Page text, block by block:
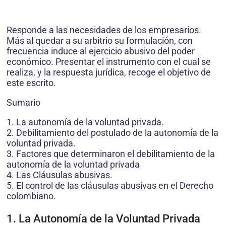
Responde a las necesidades de los empresarios.
Más al quedar a su arbitrio su formulación, con
frecuencia induce al ejercicio abusivo del poder
económico. Presentar el instrumento con el cual se
realiza, y la respuesta jurídica, recoge el objetivo de
este escrito.
Sumario
1. La autonomía de la voluntad privada.
2. Debilitamiento del postulado de la autonomía de la
voluntad privada.
3. Factores que determinaron el debilitamiento de la
autonomía de la voluntad privada
4. Las Cláusulas abusivas.
5. El control de las cláusulas abusivas en el Derecho
colombiano.
1. La Autonomía de la Voluntad Privada